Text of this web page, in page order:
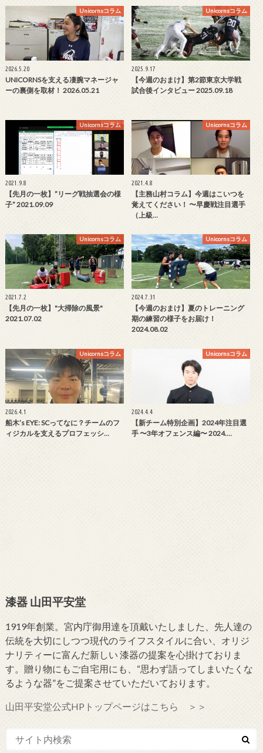
Unicornsコラム
2026.5.20
UNICORNSを支える凄腕マネージャ
ーの裏側を取材！ 2026.05.21
Unicornsコラム
2025.9.17
【今週のおまけ】第2節東京大学戦
試合後インタビュー 2025.09.18
Unicornsコラム
2021.9.8
【先月の一枚】”リーグ戦抽選会の様
子” 2021.09.09
Unicornsコラム
2021.4.8
【主務山村コラム】今週はこいつを
覚えてください！ 〜早慶戦注目選手
（上級…
Unicornsコラム
2021.7.2
【先月の一枚】"大掃除の風景"
2021.07.02
Unicornsコラム
2024.7.31
【今週のおまけ】夏のトレーニング
期の練習の様子をお届け！
2024.08.02
Unicornsコラム
2026.4.1
船木’s EYE: SCってなに？チームのフ
ィジカルを支えるプロフェッシ…
Unicornsコラム
2024.4.4
【新チーム特別企画】2024年注目選
手 〜3年オフェンス編〜 2024.…
漆器 山田平安堂
1919年創業。宮内庁御用達を頂戴いたしました、先人達の
伝統を大切にしつつ現代のライフスタイルに合い、オリジ
ナリティーに富んだ新しい 漆器の提案を心掛けておりま
す。贈り物にもご自宅用にも、“思わず語ってしまいたくな
るような器”をご提案させていただいております。
山田平安堂公式HPトップページはこちら ＞＞